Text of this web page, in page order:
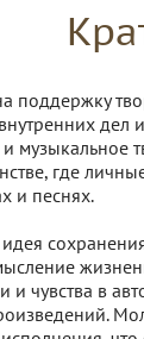
поддержку
и
где
и песнях.
и чувства в